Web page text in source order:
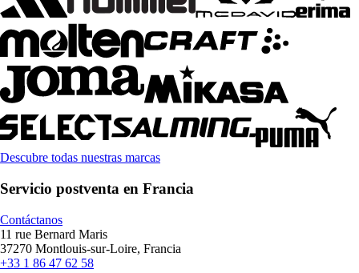
Descubre todas nuestras marcas
Servicio postventa en Francia
Contáctanos
11 rue Bernard Maris
37270 Montlouis-sur-Loire, Francia
+33 1 86 47 62 58